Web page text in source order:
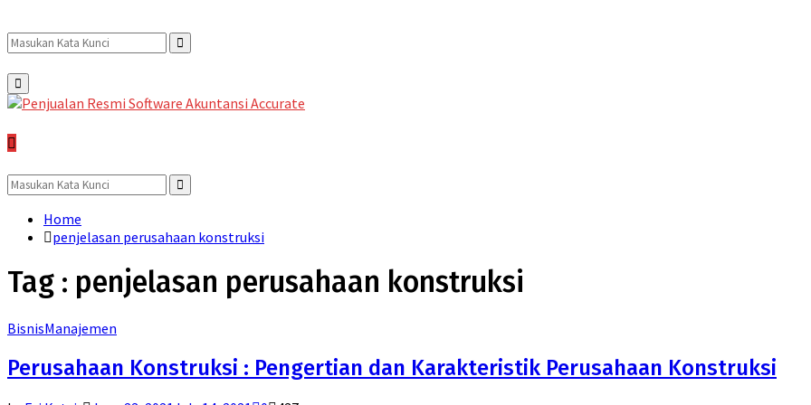
Search
for:
Search
Primary
Menu
Search
for:
Search
Home
penjelasan perusahaan konstruksi
Tag : penjelasan perusahaan konstruksi
BisnisManajemen
Perusahaan Konstruksi : Pengertian dan Karakteristik Perusahaan Konstruksi